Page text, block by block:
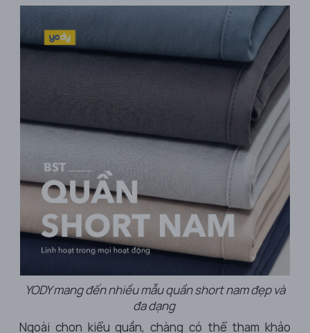
YODY mang đến nhiều mẫu quần short nam đẹp và
đa dạng
Ngoài chọn kiểu quần, chàng có thể tham khảo